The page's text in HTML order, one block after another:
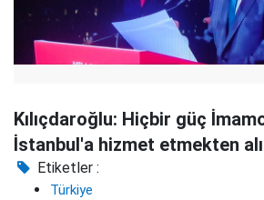
Kılıçdaroğlu: Hiçbir güç
İstanbul'a hizmet etmekten
Etiketler :
Türkiye